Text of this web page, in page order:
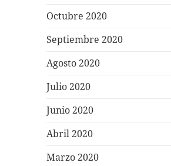
Octubre 2020
Septiembre 2020
Agosto 2020
Julio 2020
Junio 2020
Abril 2020
Marzo 2020